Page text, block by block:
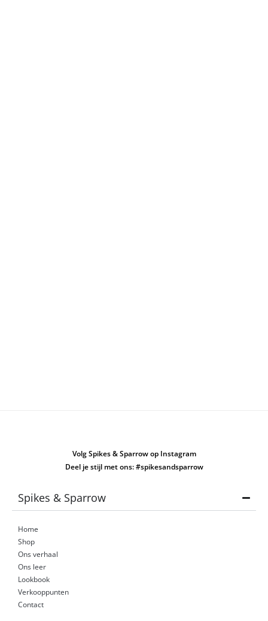
Volg Spikes & Sparrow op Instagram
Deel je stijl met ons: #spikesandsparrow
Spikes & Sparrow
Home
Shop
Ons verhaal
Ons leer
Lookbook
Verkooppunten
Contact